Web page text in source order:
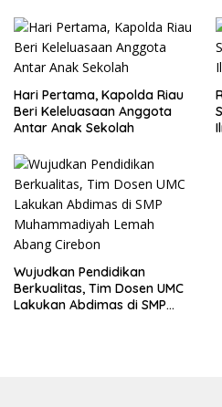
Hari Pertama, Kapolda Riau
Beri Keleluasaan Anggota
Antar Anak Sekolah
Wujudkan Pendidikan
Berkualitas, Tim Dosen UMC
Lakukan Abdimas di SMP